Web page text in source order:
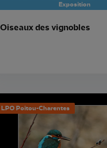
Exposition
Oiseaux des vignobles
LPO Poitou-Charentes